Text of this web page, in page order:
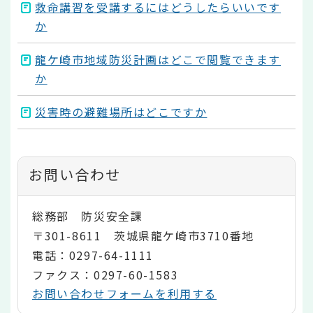
救命講習を受講するにはどうしたらいいです
か
龍ケ崎市地域防災計画はどこで閲覧できます
か
災害時の避難場所はどこですか
お問い合わせ
総務部 防災安全課
〒301-8611 茨城県龍ケ崎市3710番地
電話：0297-64-1111
ファクス：0297-60-1583
お問い合わせフォームを利用する